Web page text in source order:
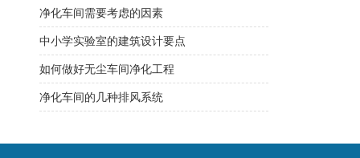
净化车间需要考虑的因素
中小学实验室的建筑设计要点
如何做好无尘车间净化工程
净化车间的几种排风系统